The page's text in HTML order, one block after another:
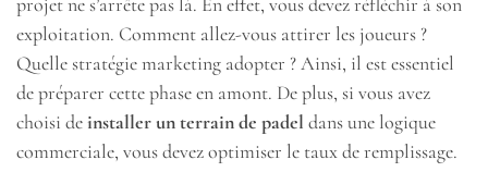
exploitation. Comment allez-vous attirer les joueurs ?
Quelle stratégie marketing adopter ? Ainsi, il est essentiel
de préparer cette phase en amont. De plus, si vous avez
choisi deinstaller un terrain de padel dans une logique
commerciale, vous devez optimiser le taux de remplissage.